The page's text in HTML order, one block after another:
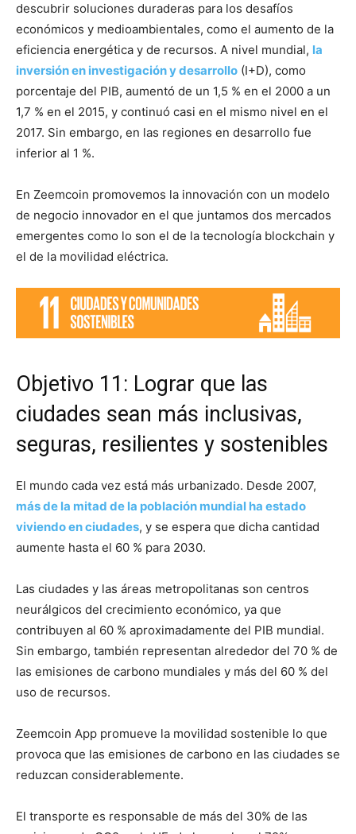
descubrir soluciones duraderas para los desafíos
económicos y medioambientales, como el aumento de la
eficiencia energética y de recursos. A nivel mundial, la
inversión en investigación y desarrollo (I+D), como
porcentaje del PIB, aumentó de un 1,5 % en el 2000 a un
1,7 % en el 2015, y continuó casi en el mismo nivel en el
2017. Sin embargo, en las regiones en desarrollo fue
inferior al 1 %.
En Zeemcoin promovemos la innovación con un modelo
de negocio innovador en el que juntamos dos mercados
emergentes como lo son el de la tecnología blockchain y
el de la movilidad eléctrica.
Objetivo 11: Lograr que las
ciudades sean más inclusivas,
seguras, resilientes y sostenibles
El mundo cada vez está más urbanizado. Desde 2007,
más de la mitad de la población mundial ha estado
viviendo en ciudades, y se espera que dicha cantidad
aumente hasta el 60 % para 2030.
Las ciudades y las áreas metropolitanas son centros
neurálgicos del crecimiento económico, ya que
contribuyen al 60 % aproximadamente del PIB mundial.
Sin embargo, también representan alrededor del 70 % de
las emisiones de carbono mundiales y más del 60 % del
uso de recursos.
Zeemcoin App promueve la movilidad sostenible lo que
provoca que las emisiones de carbono en las ciudades se
reduzcan considerablemente.
El transporte es responsable de más del 30% de las